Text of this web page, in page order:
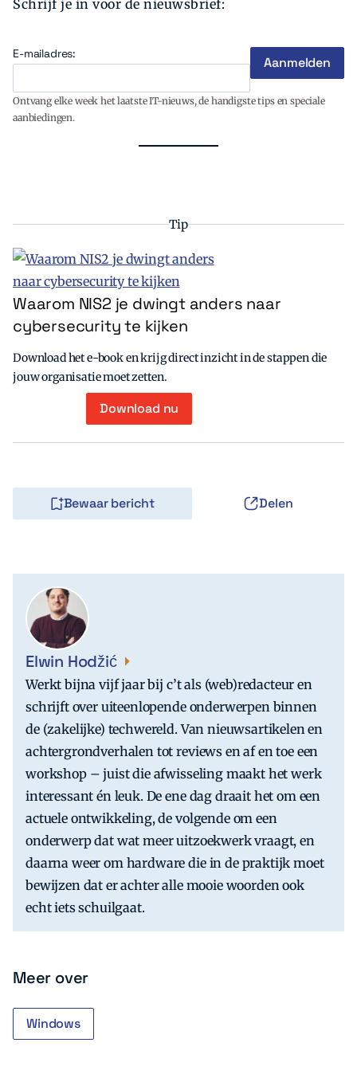
Schrijf je in voor de nieuwsbrief:
E-mailadres:
Ontvang elke week het laatste IT-nieuws, de handigste tips en speciale
aanbiedingen.
Tip
Waarom NIS2 je dwingt anders naar
cybersecurity te kijken
Download het e-book en krijg direct inzicht in de stappen die
jouw organisatie moet zetten.
Download nu
Bewaar bericht Delen
Elwin Hodžić
Werkt bijna vijf jaar bij c’t als (web)redacteur en
schrijft over uiteenlopende onderwerpen binnen
de (zakelijke) techwereld. Van nieuwsartikelen en
achtergrondverhalen tot reviews en af en toe een
workshop – juist die afwisseling maakt het werk
interessant én leuk. De ene dag draait het om een
actuele ontwikkeling, de volgende om een
onderwerp dat wat meer uitzoekwerk vraagt, en
daarna weer om hardware die in de praktijk moet
bewijzen dat er achter alle mooie woorden ook
echt iets schuilgaat.
Meer over
Windows